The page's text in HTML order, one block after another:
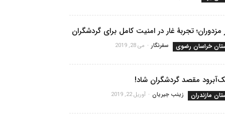
مزدوران؛ تجربۀ غار در امنیت کامل برای گردشگران
خراسان رضوی سفرنگار - می 28, 2019
مقصد گردشگران شاد!
مازندران زینب جیریان - آوریل 22, 2019